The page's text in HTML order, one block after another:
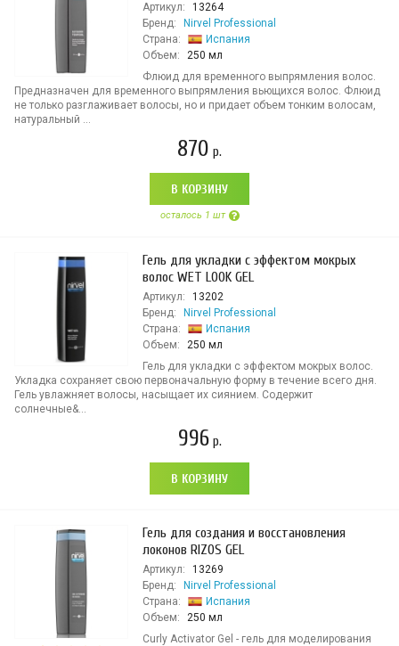
Артикул:
13264
Бренд:
Nirvel Professional
Страна:
Испания
Объем:
250 мл
Флюид для временного выпрямления волос.
Предназначен для временного выпрямления вьющихся волос. Флюид
не только разглаживает волосы, но и придает объем тонким волосам,
натуральный ...
870 р.
В КОРЗИНУ
осталось 1 шт
Гель для укладки с эффектом мокрых
волос WET LOOK GEL
Артикул:
13202
Бренд:
Nirvel Professional
Страна:
Испания
Объем:
250 мл
Гель для укладки с эффектом мокрых волос.
Укладка сохраняет свою первоначальную форму в течение всего дня.
Гель увлажняет волосы, насыщает их сиянием. Содержит
солнечные&...
996р.
В КОРЗИНУ
Гель для создания и восстановления
локонов RIZOS GEL
Артикул:
13269
Бренд:
Nirvel Professional
Страна:
Испания
Объем:
250 мл
Curly Activator Gel - гель для моделирования